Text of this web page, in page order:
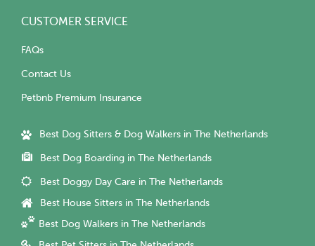
CUSTOMER SERVICE
FAQs
Contact Us
Petbnb Premium Insurance
Best Dog Sitters & Dog Walkers in The Netherlands
Best Dog Boarding in The Netherlands
Best Doggy Day Care in The Netherlands
Best House Sitters in The Netherlands
Best Dog Walkers in The Netherlands